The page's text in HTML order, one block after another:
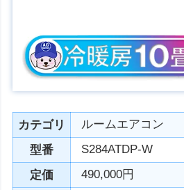
カテゴリ
ルームエアコン
型番
S284ATDP-W
定価
490,000円